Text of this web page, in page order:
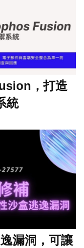
，打造
統
漏洞，可讓